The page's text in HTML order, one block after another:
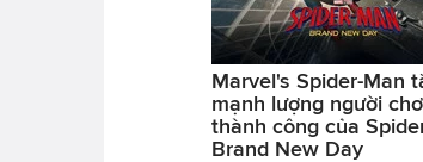
Marvel's Spider-Man
mạnh lượng người
thành công của
Brand New Day